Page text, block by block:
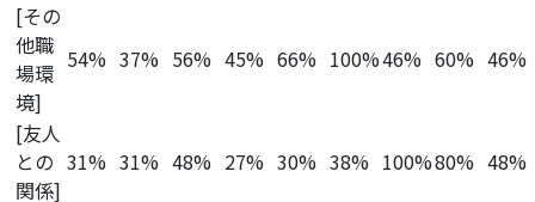
[その
他職
場環
境]
54% 37% 56% 45% 66% 100%46% 60% 46%
[友人
との
関係]
31% 31% 48% 27% 30% 38% 100%80% 48%